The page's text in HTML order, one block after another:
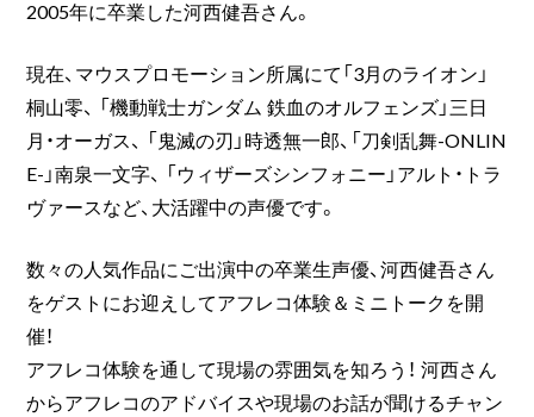
2005年に卒業した河西健吾さん。
現在、マウスプロモーション所属にて「3月のライオン」
桐山零、 「機動戦士ガンダム 鉄血のオルフェンズ」三日
月・オーガス、 「鬼滅の刃」時透無一郎、「刀剣乱舞-ONLIN
E-」南泉一文字、 「ウィザーズシンフォニー」アルト・トラ
ヴァースなど、大活躍中の声優です。
数々の人気作品にご出演中の卒業生声優、河西健吾さん
をゲストにお迎えしてアフレコ体験＆ミニトークを開
催！
アフレコ体験を通して現場の雰囲気を知ろう！ 河西さん
からアフレコのアドバイスや現場のお話が聞けるチャン